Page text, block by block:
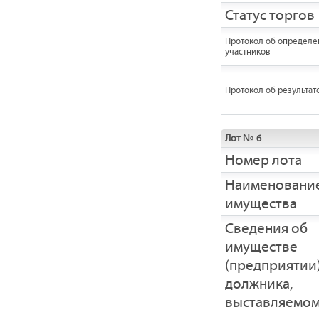
Статус торгов
Протокол об
участников
Протокол об
Лот № 6
Номер лота
имущества
Cведения об
имуществе
должника,